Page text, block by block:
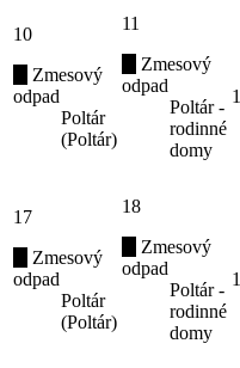
10
Zmesový
odpad
Poltár
(Poltár)
11
Zmesový
odpad
Poltár -
rodinné
domy
17
Zmesový
odpad
Poltár
(Poltár)
18
Zmesový
odpad
Poltár -
rodinné
domy